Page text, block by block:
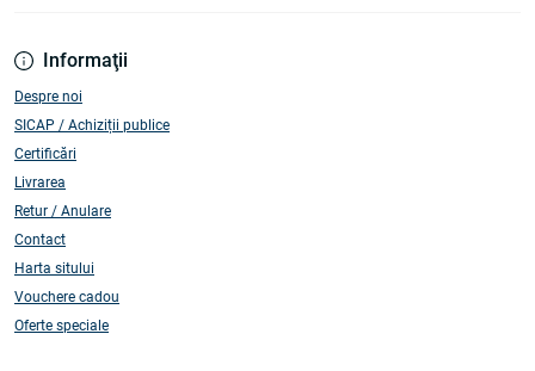
Informaţii
Despre noi
SICAP / Achiziții publice
Certificări
Livrarea
Retur / Anulare
Contact
Harta sitului
Vouchere cadou
Oferte speciale